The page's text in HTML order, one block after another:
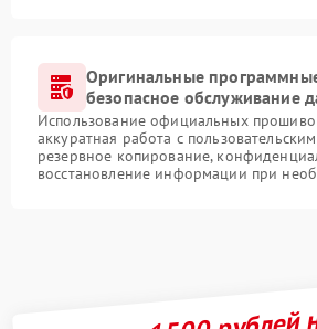
Оригинальные
безопасное обслуживание
Использование официальных
аккуратная работа с
резервное копирование,
восстановление информации при